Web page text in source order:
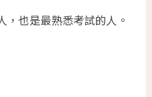
，也是最熟悉考試的人。